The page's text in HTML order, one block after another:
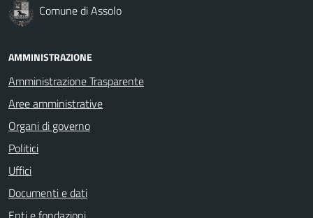
Comune di Assolo
AMMINISTRAZIONE
Amministrazione Trasparente
Aree amministrative
Organi di governo
Politici
Uffici
Documenti e dati